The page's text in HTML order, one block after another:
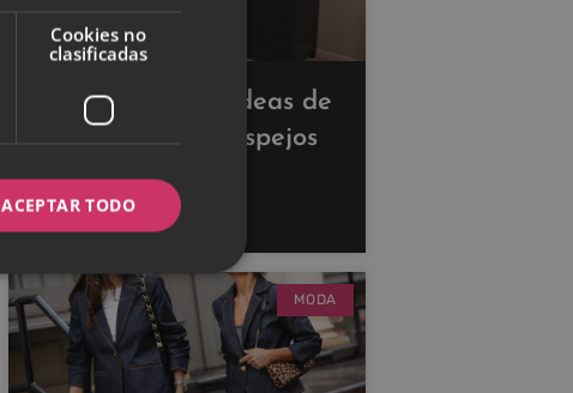
Descubre estas ideas de
decoración con espejos
para ampliar tus
espacios
MODA
Cookies no
clasificadas
ACEPTAR TODO